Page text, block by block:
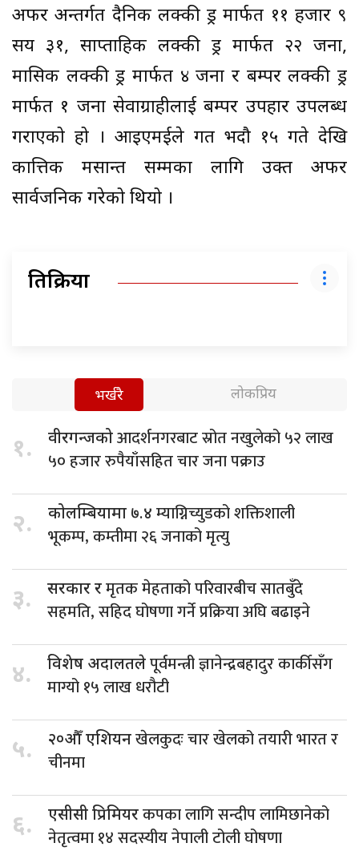
अफर अन्तर्गत दैनिक लक्की ड्र मार्फत ११ हजार ९
सय ३१, साप्ताहिक लक्की ड्र मार्फत २२ जना,
मासिक लक्की ड्र मार्फत ४ जना र बम्पर लक्की ड्र
मार्फत १ जना सेवाग्राहीलाई बम्पर उपहार उपलब्ध
गराएको हो । आइएमईले गत भदौ १५ गते देखि
कात्तिक मसान्त सम्मका लागि उक्त अफर
सार्वजनिक गरेको थियो ।
प्रतिक्रिया
भर्खरै लोकप्रिय
१. वीरगन्जकोआदर्शनगरबाट स्रोत नखुलेको ५२ लाख
५० हजार रुपैयाँसहित चार जना पक्राउ
२. कोलम्बियामा ७.४ म्याग्निच्युडको शक्तिशाली
भूकम्प, कम्तीमा २६ जनाको मृत्यु
३. सरकार रमृतक मेहताको परिवारबीच सातबुँदे
सहमति, सहिद घोषणा गर्ने प्रक्रिया अघि बढाइने
४. विशेष अदालतलेपूर्वमन्त्री ज्ञानेन्द्रबहादुर कार्कीसँग
माग्यो १५ लाख धरौटी
५. २०औँ एशियनखेलकुदः चार खेलको तयारी भारत र
चीनमा
६. एसीसी प्रिमियरकपका लागि सन्दीप लामिछानेको
नेतृत्वमा १४ सदस्यीय नेपाली टोली घोषणा